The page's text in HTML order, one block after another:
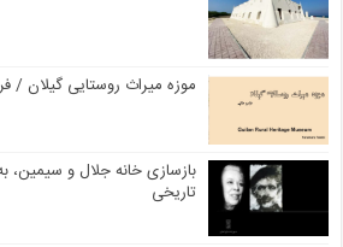
موزه میراث روستایی گیلان /
بازسازی خانه جلال و سیمین،
تاریخی